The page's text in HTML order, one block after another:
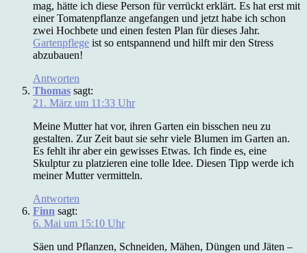
mag, hätte ich diese Person für verrückt erklärt. Es hat erst mit
einer Tomatenpflanze angefangen und jetzt habe ich schon
zwei Hochbete und einen festen Plan für dieses Jahr.
Gartenpflege ist so entspannend und hilft mir den Stress
abzubauen!
Antworten
Thomas sagt:
21. März um 11:33 Uhr
Meine Mutter hat vor, ihren Garten ein bisschen neu zu
gestalten. Zur Zeit baut sie sehr viele Blumen im Garten an.
Es fehlt ihr aber ein gewisses Etwas. Ich finde es, eine
Skulptur zu platzieren eine tolle Idee. Diesen Tipp werde ich
meiner Mutter vermitteln.
Antworten
Finn sagt:
6. Mai um 15:10 Uhr
Säen und Pflanzen, Schneiden, Mähen, Düngen und Jäten –